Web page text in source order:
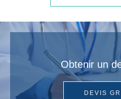
Obtenir un
DEVIS